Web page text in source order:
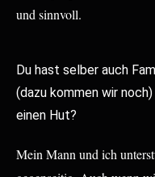
und sinnvoll.
Du hast selber auch
(dazu kommen wir
einen Hut?
Mein Mann und ich